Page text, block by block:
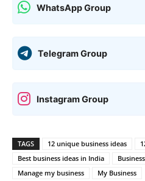
WhatsApp Group
Telegram Group
Instagram Group
TAGS 12 unique business ideas
Best business ideas in India
Business
Manage my business
My Business